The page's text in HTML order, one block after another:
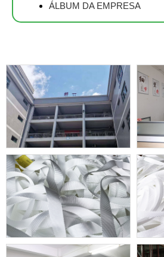
ÁLBUM DA EMPRESA